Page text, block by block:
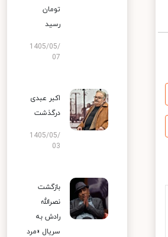
تومان
رسید
1405/05/
07
اکبر عبدی
درگذشت
1405/05/
03
بازگشت
نصرالله
رادش به
سریال «مرد